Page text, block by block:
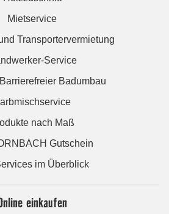
Mietservice
Transportervermietung
Service
Badumbau
nach Maß
Gutschein
im Überblick
einkaufen